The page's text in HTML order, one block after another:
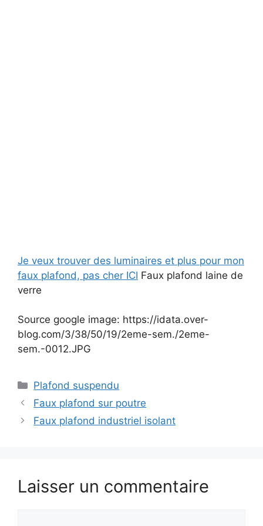
Je veux trouver des luminaires et plus pour mon
faux plafond, pas cher ICI Faux plafond laine de
verre
Source google image: https://idata.over-
blog.com/3/38/50/19/2eme-sem./2eme-
sem.-0012.JPG
Catégories
Plafond suspendu
Faux plafond sur poutre
Faux plafond industriel isolant
Laisser un commentaire